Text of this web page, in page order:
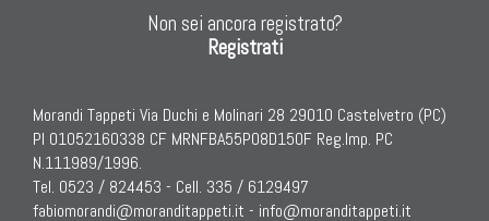
Tappeti Turchi Vecchi E Nuovi
Tappeti Turcomanni Vecchi E Nuovi
Tappeti Beluci
Tappeti Dal Mondo
Non sei ancora registrato?
Registrati
Morandi Tappeti Via Duchi e Molinari 28 29010 Castelvetro (PC)
PI 01052160338 CF MRNFBA55P08D150F Reg.Imp. PC
N.111989/1996.
Tel. 0523 / 824453 - Cell. 335 / 6129497
fabiomorandi@moranditappeti.it - info@moranditappeti.it